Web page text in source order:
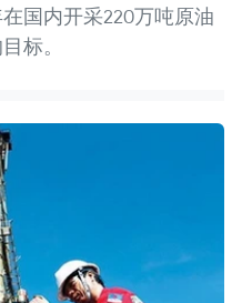
国内开采220万吨原油
标。